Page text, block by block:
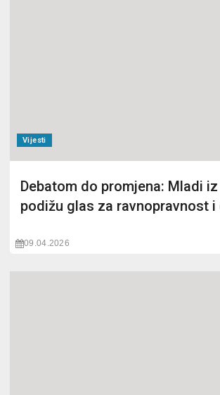
Vijesti
Debatom do promjena: Mladi
podižu glas za ravnopravnost
09.04.2026